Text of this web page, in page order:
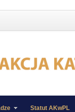
Statut AKwPL